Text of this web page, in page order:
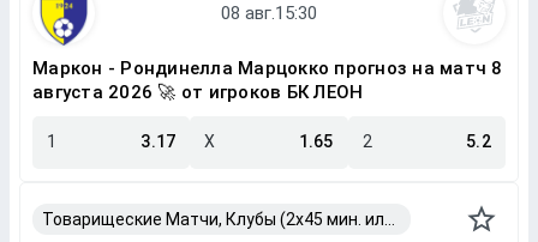
Маркон - Рондинелла Марцокко прогноз на матч 8
августа 2026 🚀 от игроков БК ЛЕОН
1 3.17 X 1.65 2 5.2